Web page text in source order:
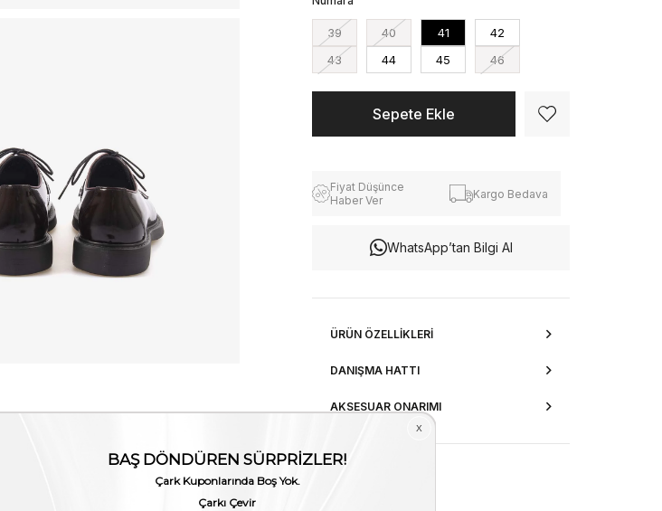
39 40 41
42
43
44 45 46
Fiyat Düşünce
Haber Ver
Kargo Bedava
WhatsApp’tan Bilgi Al
ÜRÜN ÖZELLIKLERI
DANIŞMA HATTI
AKSESUAR ONARIMI